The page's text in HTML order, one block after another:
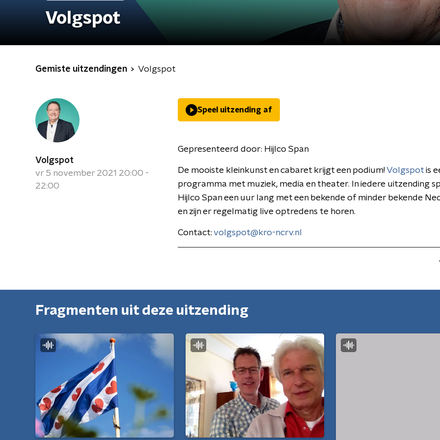
Volgspot
Gemiste uitzendingen Volgspot
Volgspot
vr 5 november 2021 20:00 -
22:00
Speel uitzending af
Gepresenteerd door: Hijlco Span
De mooiste kleinkunst en cabaret krijgt een podium!Volgspot is
programma met muziek, media en theater. In iedere uitzending
Hijlco Span een uur lang met een bekende of minder bekende
en zijn er regelmatig live optredens te horen.
Contact: volgspot@kro-ncrv.nl
Fragmenten uit deze uitzending